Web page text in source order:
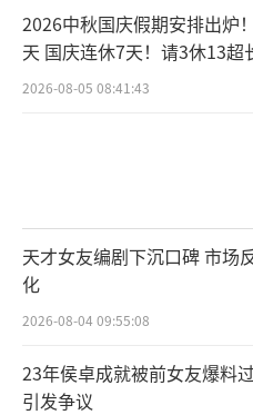
2026中秋国庆假期安排出炉
天 国庆连休7天！请3休13超
2026-08-05 08:41:43
天才女友编剧下沉口碑 市场
化
2026-08-04 09:55:08
23年侯卓成就被前女友爆料
引发争议